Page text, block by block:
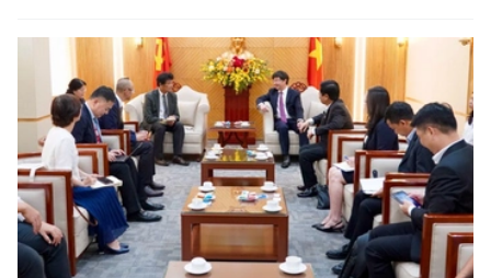
BỘ KHOA HỌC VÀ CÔNG NGHỆ
MINISTRY OF SCIENCE AND TECHNOLOGY
Điều khoản sử dụng Theo dõi MST: Góp ý
Cơ quan chủ quản: Bộ Khoa học và Công nghệ (MST)
Chịu trách nhiệm nội dung: Nguyễn Thị Hải Hằng
Giám đốc Trung tâm Truyền thông Khoa học và Công nghệ.
Liên hệ
Địa chỉ: Ban Biên tập Cổng TTĐT - 18 Nguyễn Du, TP. Hà Nội